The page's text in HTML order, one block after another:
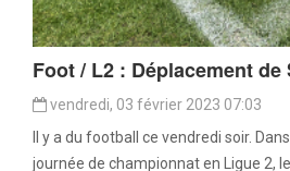
Foot / L2 : Déplacement de
vendredi, 03 février 2023 07:03
Il y a du football ce vendredi soir.
journée de championnat en Ligue 2,